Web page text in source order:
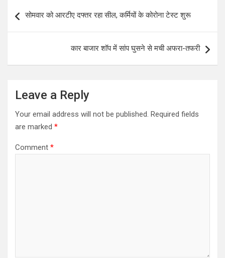
A
p
o
o
navigation
सोमवार को आरटीए दफ्तर रहा सील, कर्मियों के कोरोना टेस्ट शुरू
कार बाजार शॉप में सांप घुसने से मची अफरा-तफरी
Leave a Reply
Your email address will not be published. Required fields
are marked *
Comment *